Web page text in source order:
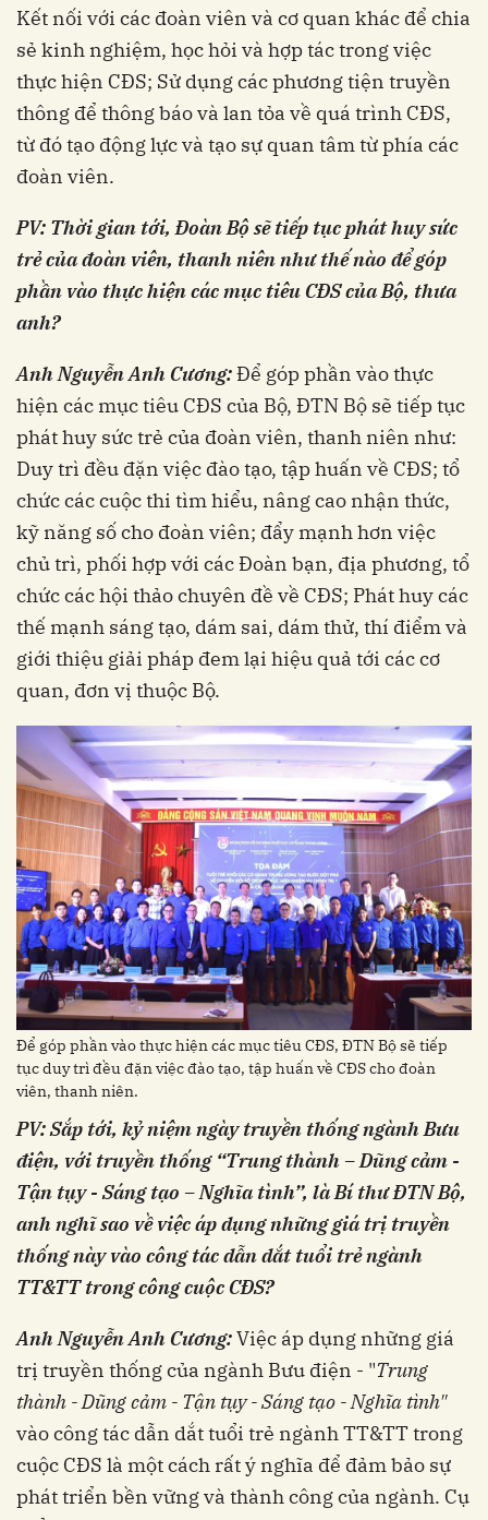
Kết nối với các đoàn viên và cơ quan khác để chia
sẻ kinh nghiệm, học hỏi và hợp tác trong việc
thực hiện CĐS; Sử dụng các phương tiện truyền
thông để thông báo và lan tỏa về quá trình CĐS,
từ đó tạo động lực và tạo sự quan tâm từ phía các
đoàn viên.
PV: Thời gian tới, Đoàn Bộ sẽ tiếp tục phát huy sức
trẻ của đoàn viên, thanh niên như thế nào để góp
phần vào thực hiện các mục tiêu CĐS của Bộ, thưa
anh?
Anh Nguyễn Anh Cương:Để góp phần vào thực
hiện các mục tiêu CĐS của Bộ, ĐTN Bộ sẽ tiếp tục
phát huy sức trẻ của đoàn viên, thanh niên như:
Duy trì đều đặn việc đào tạo, tập huấn về CĐS; tổ
chức các cuộc thi tìm hiểu, nâng cao nhận thức,
kỹ năng số cho đoàn viên; đẩy mạnh hơn việc
chủ trì, phối hợp với các Đoàn bạn, địa phương, tổ
chức các hội thảo chuyên đề về CĐS; Phát huy các
thế mạnh sáng tạo, dám sai, dám thử, thí điểm và
giới thiệu giải pháp đem lại hiệu quả tới các cơ
quan, đơn vị thuộc Bộ.
Để góp phần vào thực hiện các mục tiêu CĐS, ĐTN Bộ sẽ tiếp
tục duy trì đều đặn việc đào tạo, tập huấn về CĐS cho đoàn
viên, thanh niên.
PV: Sắp tới, kỷ niệm ngày truyền thống ngành Bưu
điện, với truyền thống “Trung thành – Dũng cảm -
Tận tụy - Sáng tạo – Nghĩa tình”, là Bí thư ĐTN Bộ,
anhnghĩ sao về việc áp dụng những giá trị truyền
thống này vào công tác dẫn dắt tuổi trẻ ngành
TT&TT trong công cuộc CĐS?
Anh Nguyễn Anh Cương:Việc áp dụng những giá
trị truyền thống của ngành Bưu điện - "Trung
thành - Dũng cảm - Tận tụy - Sáng tạo - Nghĩa tình"
vào công tác dẫn dắt tuổi trẻ ngành TT&TT trong
cuộc CĐS là một cách rất ý nghĩa để đảm bảo sự
phát triển bền vững và thành công của ngành. Cụ